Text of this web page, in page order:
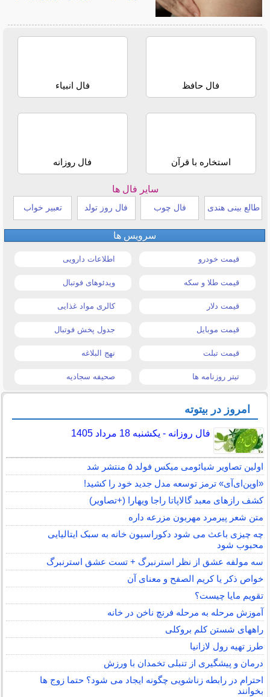
فال حافظ فال انبیاء
استخاره با قرآن فال روزانه
سایر فال ها
طالع بینی هندی فال چوب فال روز تولد تعبیر خواب
سرویس ها
قیمت خودرو اطلاعات دارویی
قیمت طلا و سکه ویدئوهای فوتبال
قیمت دلار کالری مواد غذایی
قیمت موبایل جدول پخش فوتبال
قیمت تبلت نهج البلاغه
تیتر روزنامه ها صحیفه سجادیه
امروز در بیتوته
فال روزانه - یکشنبه 18 مرداد 1405
اولین تصاویر شیائومی میکس فولد ۵ منتشر شد
«اوپن‌ای‌آی» ترمز توسعه مدل جدید خود را کشید!
کشف رازهای معبد گالاپاتا راجا ویهارا (+تصاویر)
متن شعر پیرمرد مهربون مزرعه داره
چه چیزی باعث می شود دکوراسیون خانه به سبک ایتالیایی
محبوب شود
سه مولفه عشق از نظر استرنبرگ + تست عشق استرنبرگ
خواص ذکر یا کریم الصفح و معنای آن
تقویم مایا چیست؟
آموزش مرحله به مرحله فرنچ ناخن در خانه
راههای شستن کلم بروکلی
طرز تهیه رول لازانیا
درمان و پیشگیری از تنبلی تخمدان با ورزش
احترام در رابطه زناشویی چگونه ایجاد می شود؟ حتما زوج ها
بخوانند